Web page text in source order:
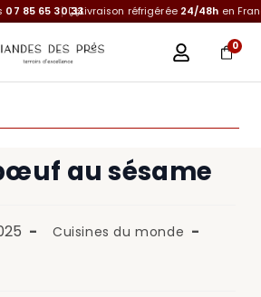
07 85 65 30 33Livraison réfrigérée 24/48h en
0
au sésame
Cuisines du monde